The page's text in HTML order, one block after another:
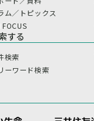
ム／トピックス
FOCUS
する
検索
ーワード検索